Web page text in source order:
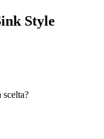
Style